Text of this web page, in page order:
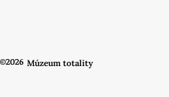
©2026 Múzeum totality